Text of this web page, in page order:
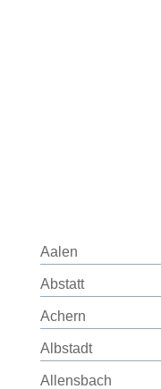
Aalen
Abstatt
Achern
Albstadt
Allensbach